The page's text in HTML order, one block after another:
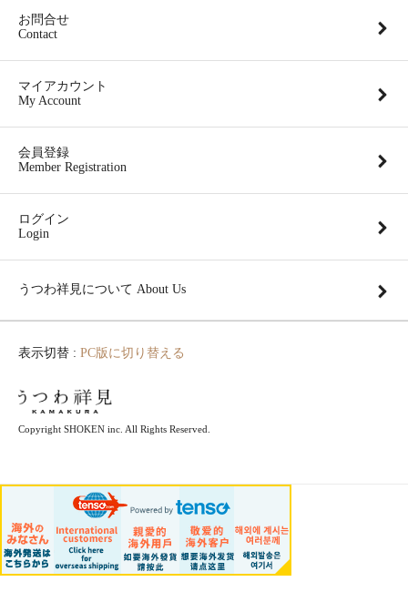
お問合せ
Contact
マイアカウント
My Account
会員登録
Member Registration
ログイン
Login
うつわ祥見について About Us
表示切替 : PC版に切り替える
Copyright SHOKEN inc. All Rights Reserved.